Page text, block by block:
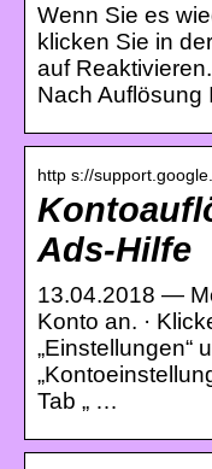
Wenn Sie es
klicken Sie in
auf
Nach
http s://
Ads-Hilfe
13.04.2018 —
Konto an. ·
„Einstellungen“
Tab „ …